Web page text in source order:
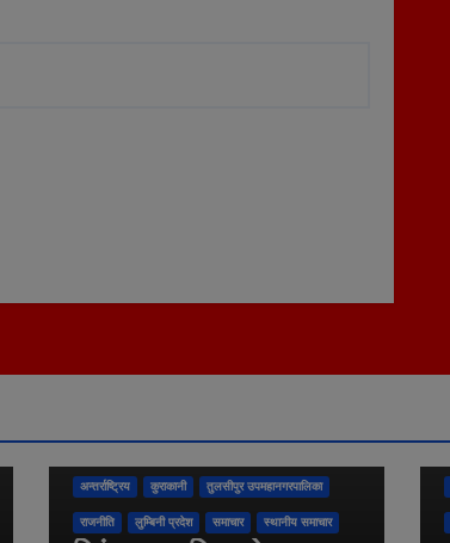
अन्तर्राष्ट्रिय कुराकानी तुलसीपुर उपमहानगरपालिका
राजनीति लुम्बिनी प्रदेश समाचार स्थानीय समाचार